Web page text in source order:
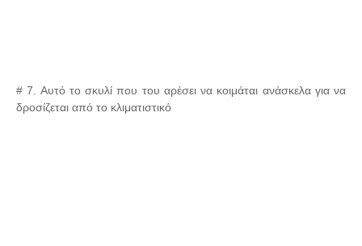
# 7. Αυτό το σκυλί που του αρέσει να κοιμάται ανάσκελα για να
δροσίζεται από το κλιματιστικό